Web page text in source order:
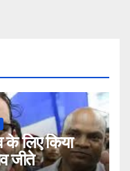
के लिए किया
जीते